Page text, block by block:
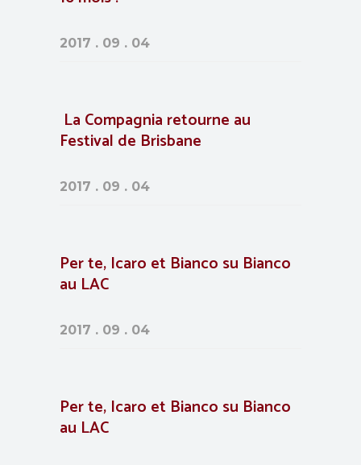
2017 . 09 . 04
La Compagnia retourne au
Festival de Brisbane
2017 . 09 . 04
Per te, Icaro et Bianco su Bianco
au LAC
2017 . 09 . 04
Per te, Icaro et Bianco su Bianco
au LAC